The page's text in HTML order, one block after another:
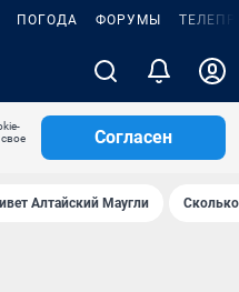
ПОГОДА ФОРУМЫ
Согласен
Алтайский Маугли